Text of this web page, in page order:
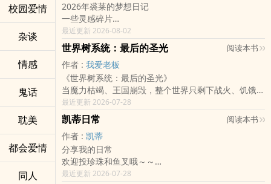
校园爱情
杂谈
情感
鬼话
耽美
都会爱情
同人
2026年裘莱的梦想日记
一些灵感碎片
路过阅读或是喜欢都可以留言
2026.03.27.开书
最近更新 2026-08-02
世界树系统：最后的圣光 阅读本书
作者 : 我爱老板
《世界树系统：最后的圣光》
当魔力枯竭、王国崩毁，整个世界只剩下战火、饥饿与
绝望——
莱恩却在废墟之中，唤醒了失落已久的「世界树系
统」。
它能净化魔气、重建城市、打造魔导装甲，甚至唤醒传
说中的五神合体机甲。
但莱恩真正想做的，从来不是征服世界。
他只想让流离失所的人有饭吃，让失去家园的孩子能再
最近更新 2026-07-28
凯蒂日常 阅读本书
作者 : 凯蒂
分享我的日常
欢迎投珍珠和鱼叉哦～～
来留言跟我互动我会很开心
最近更新 2026-07-28